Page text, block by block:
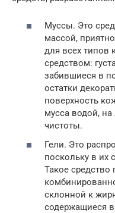
Муссы. Это
массой,
для всех типов
средством:
забившиеся в
остатки
поверхность
мусса водой,
чистоты.
Гели. Это
поскольку в их
Такое средство
склонной к
содержащиеся